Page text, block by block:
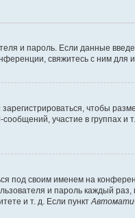
и пароль. Если данные
свяжитесь с ним для
чтобы
участие в группах и
под своим именем на
и пароль каждый
и т. д. Если пункт